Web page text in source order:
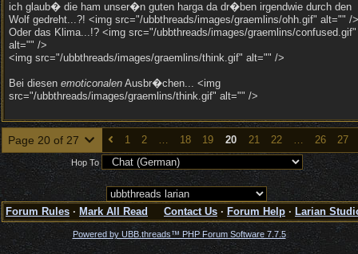
ich glaub� die ham unser�n guten harga da dr�ben irgendwie durch den
Wolf gedreht...?! <img src="/ubbthreads/images/graemlins/ohh.gif" alt="" />
Oder das Klima...!? <img src="/ubbthreads/images/graemlins/confused.gif"
alt="" />
<img src="/ubbthreads/images/graemlins/think.gif" alt="" />
Bei diesen emoticonalen Ausbr�chen... <img
src="/ubbthreads/images/graemlins/think.gif" alt="" />
Page 20 of 27 1 2 … 18 19 20 21 22 … 26 27
Hop To
Forum Rules · Mark All Read Contact Us · Forum Help · Larian
Powered by UBB.threads™ PHP Forum Software 7.7.5